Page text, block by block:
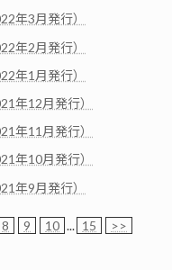
年3月発行）
年2月発行）
年1月発行）
年12月発行）
年11月発行）
年10月発行）
年9月発行）
8 9 10 ... 15 >>